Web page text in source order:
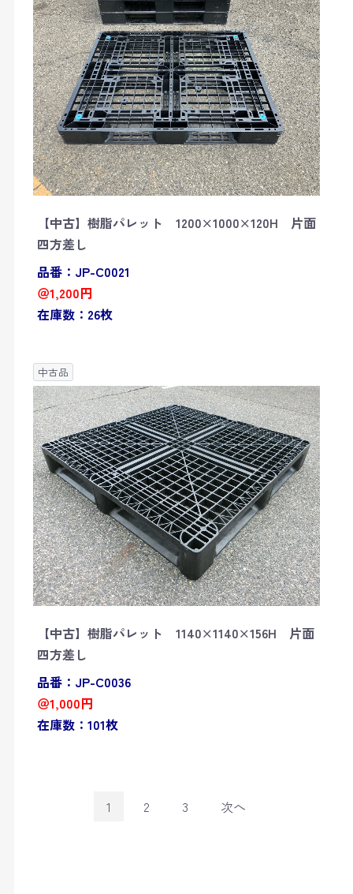
【中古】樹脂パレット 1200×1000×120H 片面
四方差し
品番：JP-C0021
＠1,200円
在庫数：26枚
中古品
【中古】樹脂パレット 1140×1140×156H 片面
四方差し
品番：JP-C0036
＠1,000円
在庫数：101枚
1 2 3 次へ